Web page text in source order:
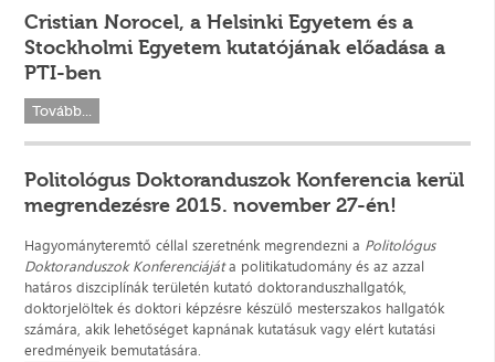
Cristian Norocel, a Helsinki Egyetem és a
Stockholmi Egyetem kutatójának előadása a
PTI-ben
Tovább...
Politológus Doktoranduszok Konferencia kerül
megrendezésre 2015. november 27-én!
Hagyományteremtő céllal szeretnénk megrendezni a Politológus
Doktoranduszok Konferenciájáta politikatudomány és az azzal
határos diszciplínák területén kutató doktoranduszhallgatók,
doktorjelöltek és doktori képzésre készülő mesterszakos hallgatók
számára, akik lehetőséget kapnának kutatásuk vagy elért kutatási
eredményeik bemutatására.